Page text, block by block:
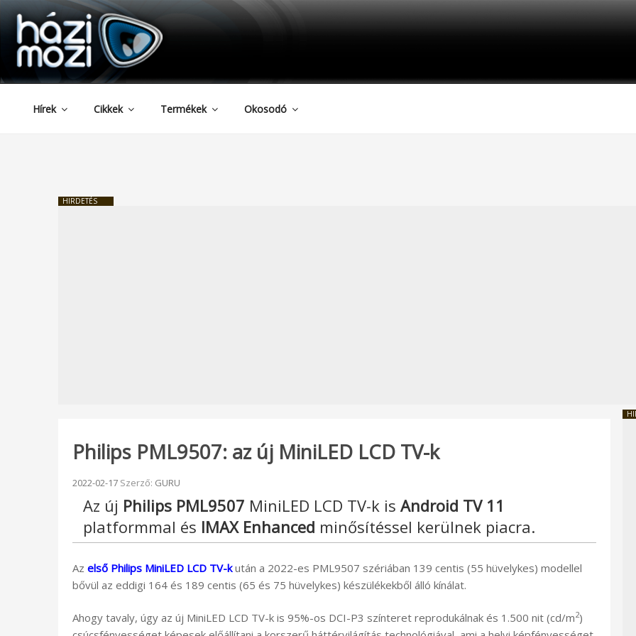
Tartalomhoz
HAZIMOZI
Hírek Cikkek Termékek Okosodó
HIRDETÉS
Philips PML9507: az új MiniLED LCD TV-k
Beküldve:
2022-02-17 Szerző: GURU
Az új Philips PML9507 MiniLED LCD TV-k is Android TV 11
platformmal és IMAX Enhanced minősítéssel kerülnek piacra.
Az első Philips MiniLED LCD TV-kután a 2022-es PML9507 szériában 139 centis (55 hüvelykes) modellel
bővül az eddigi 164 és 189 centis (65 és 75 hüvelykes) készülékekből álló kínálat.
Ahogy tavaly, úgy az új MiniLED LCD TV-k is 95%-os DCI-P3 színteret reprodukálnak és 1.500 nit (cd/m2)